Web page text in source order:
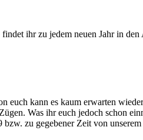
ihr zu jedem neuen Jahr in den
euch kann es kaum erwarten
Was ihr euch jedoch schon
zu gegebener Zeit von